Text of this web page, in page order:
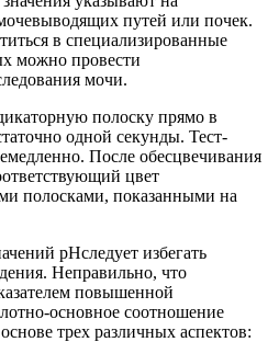
путей или почек.
в специализированные
можно провести
мочи.
полоску прямо в
одной секунды. Тест-
После обесцвечивания
цвет
полосками, показанными на
pHследует избегать
Неправильно, что
повышенной
основное соотношение
трех различных аспектов: